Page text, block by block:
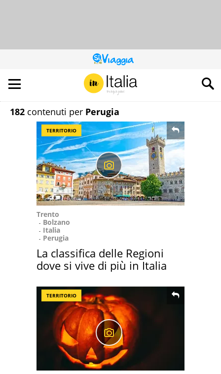
QUESTO
SITO
CONTRIBUISCE
ALL’AUDIENCE
DI
182 contenuti per Perugia
TERRITORIO
Trento
Bolzano
Italia
Perugia
La classifica delle Regioni
dove si vive di più in Italia
TERRITORIO